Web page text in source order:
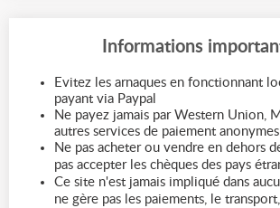
Informations
Evitez les arnaques en fonctionnant
payant via Paypal
Ne payez jamais par Western Union,
autres services de paiement anonymes
Ne pas acheter ou vendre en dehors
pas accepter les chèques des pays
Ce site n'est jamais impliqué dans
ne gère pas les paiements, le